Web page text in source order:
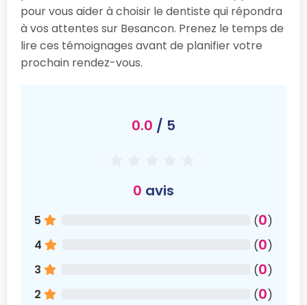
pour vous aider à choisir le dentiste qui répondra
à vos attentes sur Besancon. Prenez le temps de
lire ces témoignages avant de planifier votre
prochain rendez-vous.
0.0 / 5
0 avis
5 (0)
4
(0)
3
(0)
2
(0)